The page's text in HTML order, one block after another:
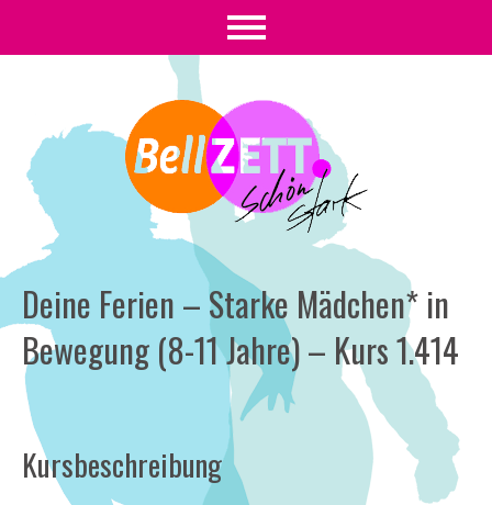
Deine Ferien – Starke Mädchen* in
Bewegung (8-11 Jahre) – Kurs 1.414
Kursbeschreibung